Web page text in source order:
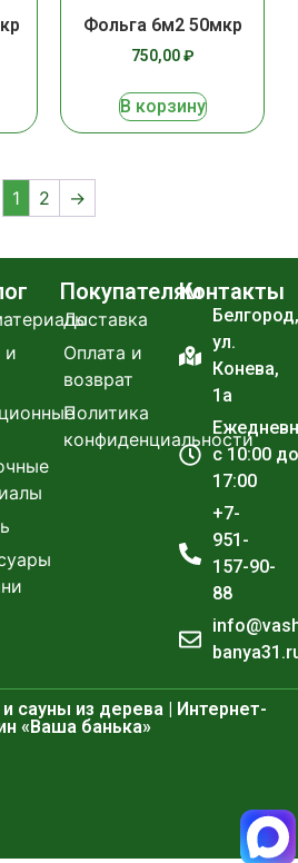
Фольга 6м2 50мкр
750,00₽
В корзину
1 2 →
и
Покупателям
Доставка
Оплата и
возврат
Политика
конфиденциальности
Контакты
Белгород,
ул.
Конева,
1а
с 10:00 до
17:00
+7-
951-
157-90-
88
сауны из дерева | Интернет-
«Ваша банька»